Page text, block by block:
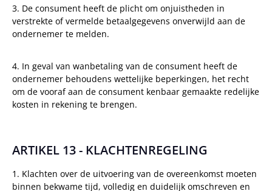
3. De consument heeft de plicht om onjuistheden in
verstrekte of vermelde betaalgegevens onverwijld aan de
ondernemer te melden.
4. In geval van wanbetaling van de consument heeft de
ondernemer behoudens wettelijke beperkingen, het recht
om de vooraf aan de consument kenbaar gemaakte redelijke
kosten in rekening te brengen.
ARTIKEL 13 - KLACHTENREGELING
1. Klachten over de uitvoering van de overeenkomst moeten
binnen bekwame tijd, volledig en duidelijk omschreven en